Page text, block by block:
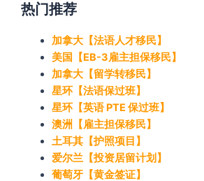
热门推荐
加拿大【法语人才移民】
美国【EB-3雇主担保移民】
加拿大【留学转移民】
星环【法语保过班】
星环【英语 PTE 保过班】
澳洲【雇主担保移民】
土耳其【护照项目】
爱尔兰【投资居留计划】
葡萄牙【黄金签证】